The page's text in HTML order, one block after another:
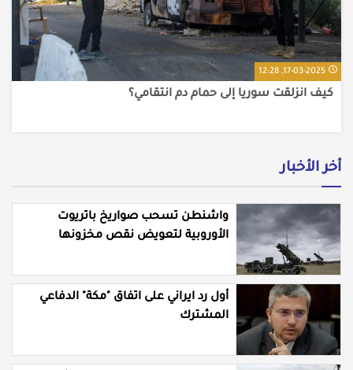
17-03-2025, 12:28
كيف انزلقت سوريا إلى حمام دم انتقامي؟
أخر الأخبار
واشنطن تسحب صواريخ باتريوت
الأوروبية لتعويض نقص مخزونها
أول رد ايراني على اتفاق "مكة" الدفاعي
المشترك